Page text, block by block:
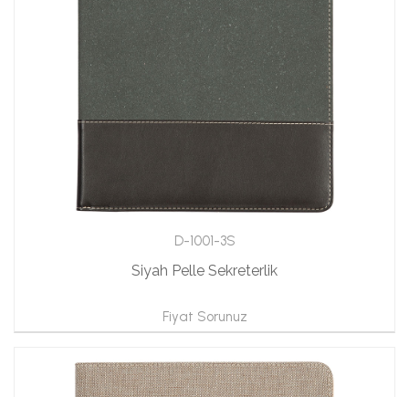
D-1001-3S
Siyah Pelle Sekreterlik
Fiyat Sorunuz